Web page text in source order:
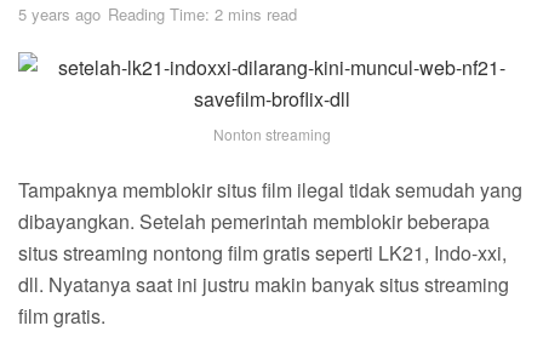
5 years ago Reading Time: 2 mins read
Nonton streaming
Tampaknya memblokir situs film ilegal tidak semudah yang
dibayangkan. Setelah pemerintah memblokir beberapa
situs streaming nontong film gratis seperti LK21, Indo-xxi,
dll. Nyatanya saat ini justru makin banyak situs streaming
film gratis.